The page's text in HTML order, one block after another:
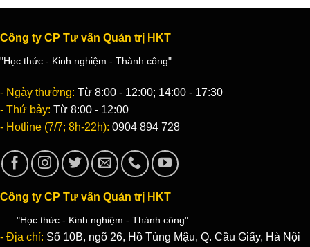
Công ty CP Tư vấn Quản trị HKT
"Học thức - Kinh nghiệm - Thành công"
- Ngày thường: Từ 8:00 - 12:00; 14:00 - 17:30
- Thứ bảy: Từ 8:00 - 12:00
- Hotline (7/7; 8h-22h): 0904 894 728
Công ty CP Tư vấn Quản trị HKT
"Học thức - Kinh nghiệm - Thành công"
- Địa chỉ: Số 10B, ngõ 26, Hồ Tùng Mậu, Q. Cầu Giấy, Hà Nội